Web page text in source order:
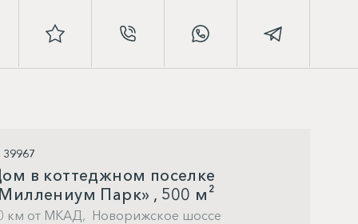
39967
в коттеджном поселке
Парк» , 500 м²
км от МКАД, Новорижское шоссе